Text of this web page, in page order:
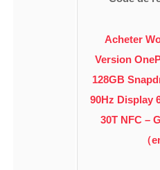
Acheter
Version
128GB
90Hz Display
30T NFC –
（